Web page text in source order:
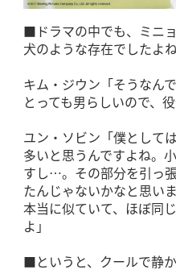
■ドラマの中でも、ミニ
犬のような存在でしたよね
キム・ジウン「そうなん
とっても男らしいので、
ユン・ソビン「僕として
多いと思うんですよね。
すし…。その部分を引っ
たんじゃないかなと思い
本当に似ていて、ほぼ同
よ」
■というと、クールで静